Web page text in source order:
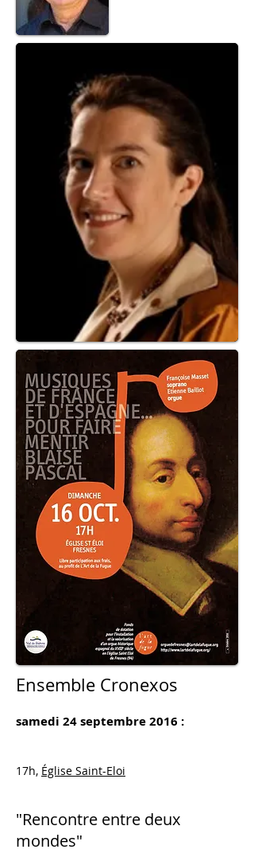
Ensemble Cronexos
samedi 24 septembre 2016 :
17h, Église Saint-Eloi
"Rencontre entre deux
mondes"